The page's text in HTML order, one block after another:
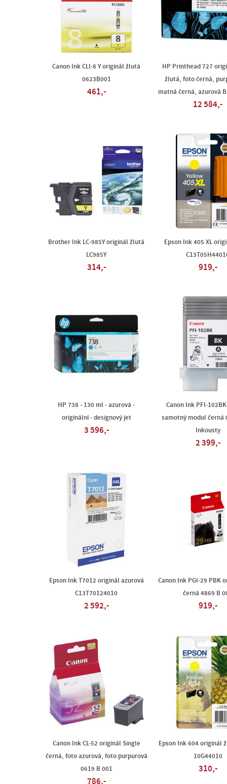
Canon Ink CLI-8 Y originál žlutá
0623B001
461,-
HP Printhead 727
žlutá, foto černá,
matná černá, azurová
12 584,-
Brother Ink LC-985Y originál žlutá
LC985Y
314,-
Epson Ink 405 XL
919,-
HP 738 - 130 ml - azurová -
originální - designový jet
3 596,-
Canon Ink PFI-
samotný modul černá
Inkousty
2 399,-
Epson Ink T7012 originál azurová
C13T70124010
2 592,-
Canon Ink PGI-29 PBK
černá 4869 B
919,-
Canon Ink CL-52 originál Single
černá, foto azurová, foto purpurová
0619 B 001
786,-
Epson Ink 604 originál
10G44010
310,-